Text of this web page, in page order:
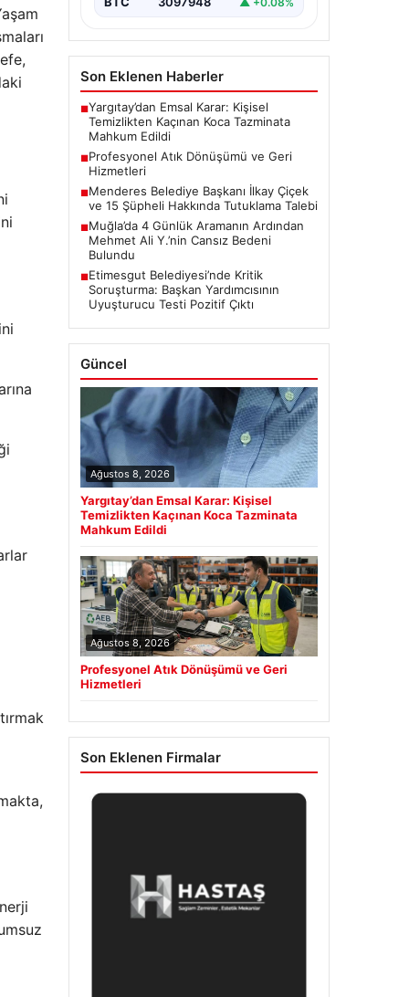
Son Eklenen Haberler
■Yargıtay’dan Emsal Karar: Kişisel
Temizlikten Kaçınan Koca Tazminata
Mahkum Edildi
■Profesyonel Atık Dönüşümü ve Geri
Hizmetleri
■Menderes Belediye Başkanı İlkay Çiçek
ve 15 Şüpheli Hakkında Tutuklama Talebi
■Muğla’da 4 Günlük Aramanın Ardından
Mehmet Ali Y.’nin Cansız Bedeni
Bulundu
■Etimesgut Belediyesi’nde Kritik
Soruşturma: Başkan Yardımcısının
Uyuşturucu Testi Pozitif Çıktı
Güncel
Ağustos 8, 2026
Yargıtay’dan Emsal Karar: Kişisel
Temizlikten Kaçınan Koca Tazminata
Mahkum Edildi
Ağustos 8, 2026
Profesyonel Atık Dönüşümü ve Geri
Hizmetleri
Son Eklenen Firmalar